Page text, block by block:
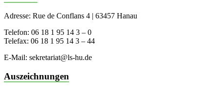
Adresse: Rue de Conflans 4 | 63457 Hanau
Telefon: 06 18 1 95 14 3 – 0
Telefax: 06 18 1 95 14 3 – 44
E-Mail: sekretariat@ls-hu.de
Auszeichnungen